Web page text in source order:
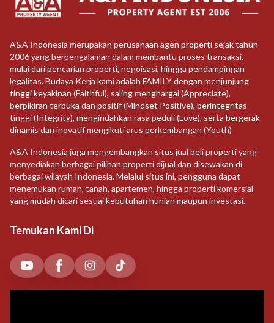
A&A Indonesia merupakan perusahaan agen properti sejak tahun
2006 yang berpengalaman dalam membantu proses transaksi,
mulai dari pencarian properti, negoisasi, hingga pendampingan
legalitas. Budaya Kerja kami adalah FAMILY dengan menjunjung
tinggi keyakinan (Faithful), saling menghargai (Appreciate),
berpikiran terbuka dan positif (Mindset Positive), berintegritas
tinggi (Integrity), mengindahkan rasa peduli (Love), serta bergerak
dinamis dan inovatif mengikuti arus perkembangan (Youth)
A&A Indonesia juga mengembangkan situs jual beli properti yang
menyediakan berbagai pilihan properti dijual dan disewakan di
berbagai wilayah Indonesia. Melalui situs ini, pengguna dapat
menemukan rumah, tanah, apartemen, hingga properti komersial
yang mudah dicari sesuai kebutuhan hunian maupun investasi.
Temukan Kami Di